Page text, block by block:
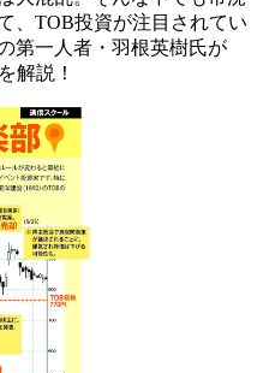
、TOB投資が注目されてい
第一人者・羽根英樹氏が
解説！